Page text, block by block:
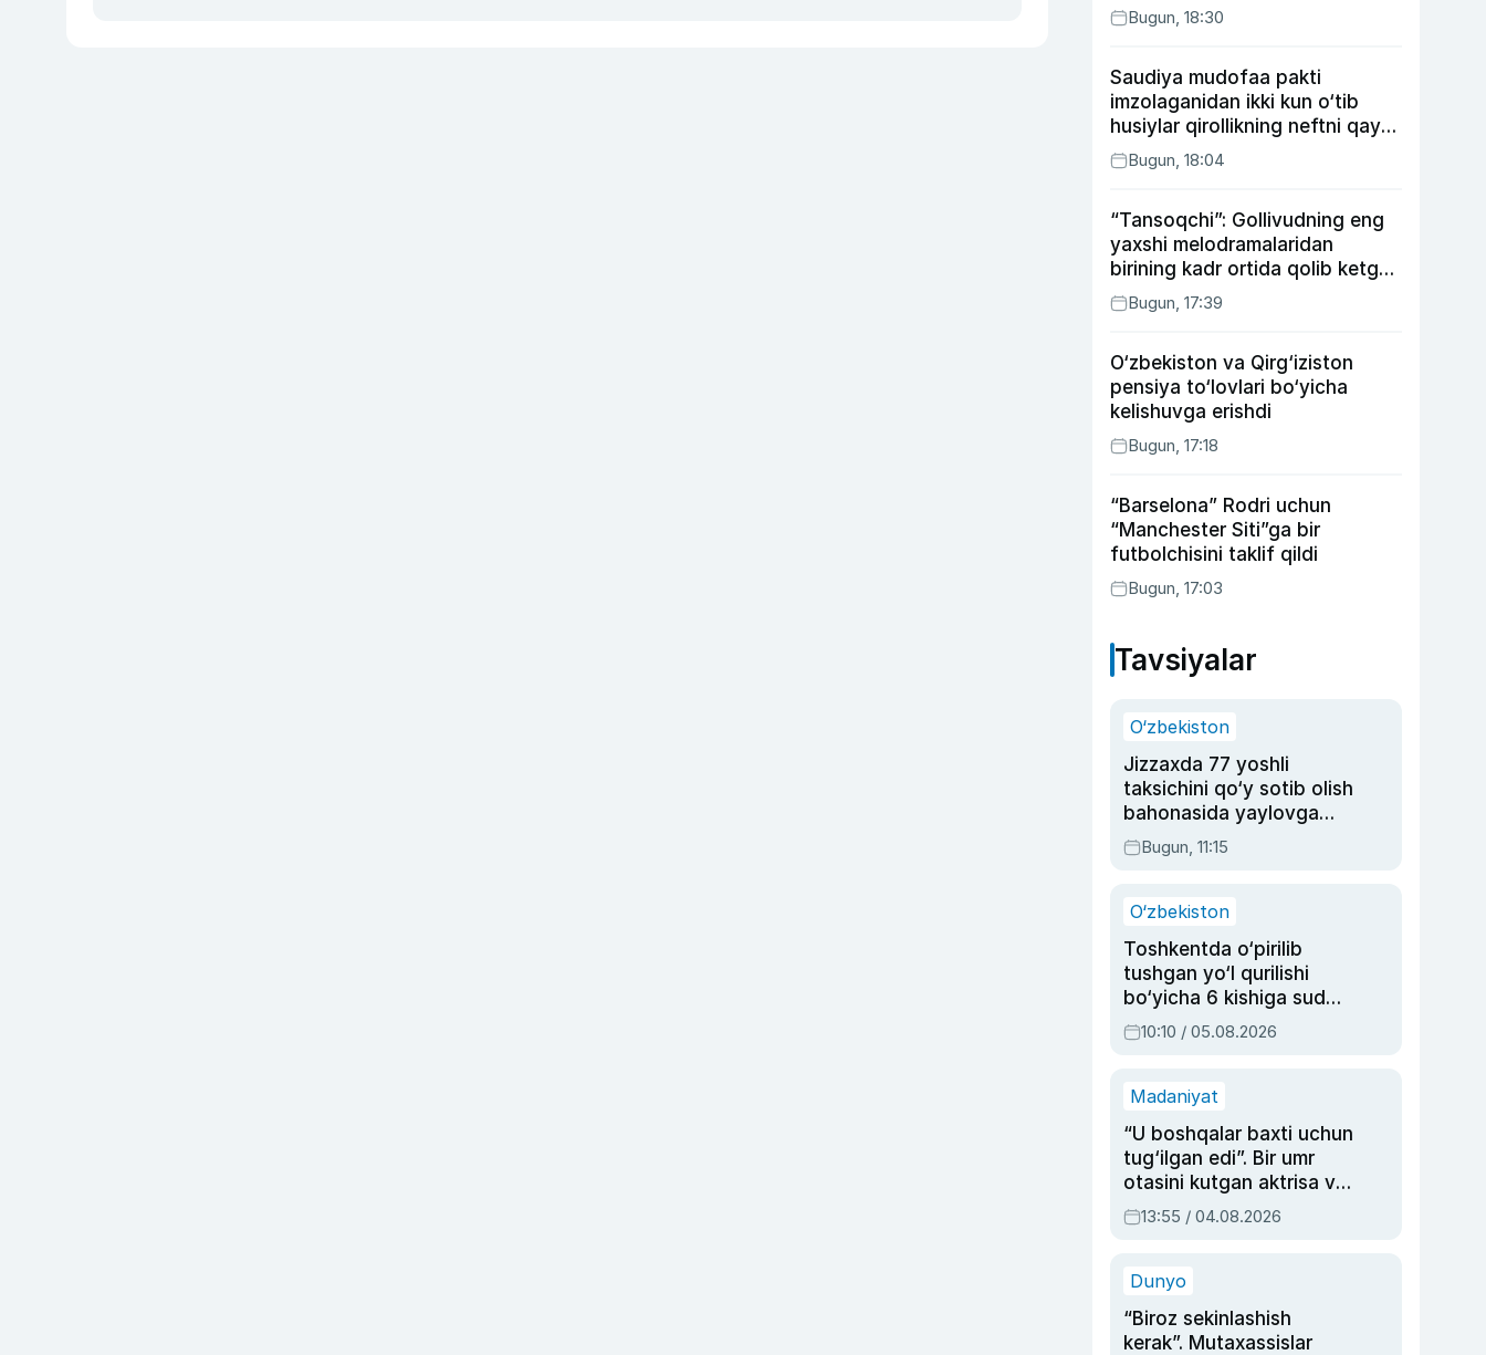
Bugun, 18:30
Saudiya mudofaa pakti
imzolaganidan ikki kun o‘tib
husiylar qirollikning neftni qayta
ishlash zavodiga hujum qildi
Bugun, 18:04
“Tansoqchi”: Gollivudning eng
yaxshi melodramalaridan
birining kadr ortida qolib ketgan
voqealari
Bugun, 17:39
O‘zbekiston va Qirg‘iziston
pensiya to‘lovlari bo‘yicha
kelishuvga erishdi
Bugun, 17:18
“Barselona” Rodri uchun
“Manchester Siti”ga bir
futbolchisini taklif qildi
Bugun, 17:03
Tavsiyalar
O‘zbekiston
Jizzaxda 77 yoshli
taksichini qo‘y sotib olish
bahonasida yaylovga
olib borib o‘ldirgan yigit
20 yilga qamaldi
Bugun, 11:15
O‘zbekiston
Toshkentda o‘pirilib
tushgan yo‘l qurilishi
bo‘yicha 6 kishiga sud
hukmi o‘qildi
10:10 / 05.08.2026
Madaniyat
“U boshqalar baxti uchun
tug‘ilgan edi”. Bir umr
otasini kutgan aktrisa va
dublyaj ustasi Rimma
Ahmedovaning
13:55 / 04.08.2026
Dunyo
“Biroz sekinlashish
kerak”. Mutaxassislar